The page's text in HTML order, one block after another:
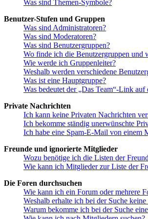
Was sind Themen-Symbole?
Benutzer-Stufen und Gruppen
Was sind Administratoren?
Was sind Moderatoren?
Was sind Benutzergruppen?
Wo finde ich die Benutzergruppen und
Wie werde ich Gruppenleiter?
Weshalb werden verschiedene
Was ist eine Hauptgruppe?
Was bedeutet der „Das Team“-Link auf
Private Nachrichten
Ich kann keine Privaten Nachrichten
Ich bekomme ständig unerwünschte
Ich habe eine Spam-E-Mail von einem
Freunde und ignorierte Mitglieder
Wozu benötige ich die Listen der
Wie kann ich Mitglieder zur Liste der
Die Foren durchsuchen
Wie kann ich ein Forum oder mehrere
Weshalb erhalte ich bei der Suche keine
Warum bekomme ich bei der Suche